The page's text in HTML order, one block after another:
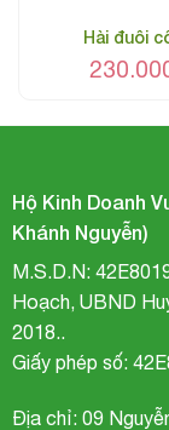
Hài đuôi
Hộ Kinh Doanh
Khánh Nguyễn)
M.S.D.N:
Hoạch, UBND
2018..
Giấy phép số:
Địa chỉ: 09